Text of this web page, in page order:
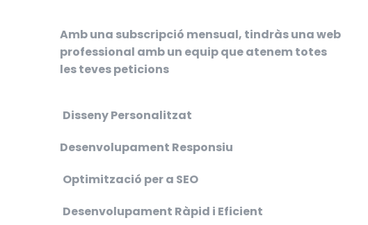
Amb una subscripció mensual, tindràs una web
professional amb un equip que atenem totes
les teves peticions
Disseny Personalitzat
Desenvolupament Responsiu
Optimització per a SEO
Desenvolupament Ràpid i Eficient